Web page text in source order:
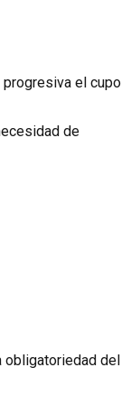
el cupo
de
obligatoriedad del